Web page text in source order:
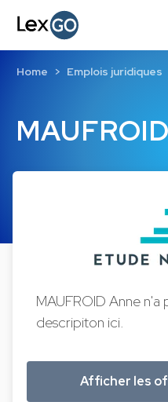
Home Emplois juridiques
MAUFROID Anne
descripiton ici.
Afficher les